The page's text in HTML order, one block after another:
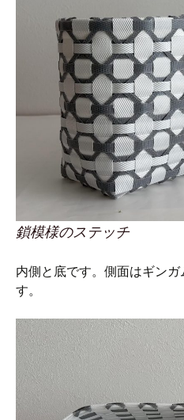
鎖模様のステッチ
内側と底です。側面はギン
す。